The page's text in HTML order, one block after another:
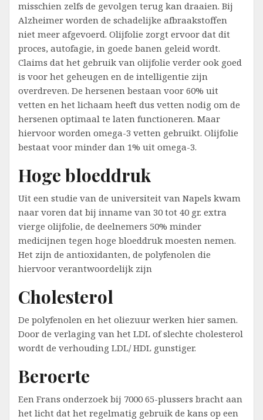
misschien zelfs de gevolgen terug kan draaien. Bij
Alzheimer worden de schadelijke afbraakstoffen
niet meer afgevoerd. Olijfolie zorgt ervoor dat dit
proces, autofagie, in goede banen geleid wordt.
Claims dat het gebruik van olijfolie verder ook goed
is voor het geheugen en de intelligentie zijn
overdreven. De hersenen bestaan voor 60% uit
vetten en het lichaam heeft dus vetten nodig om de
hersenen optimaal te laten functioneren. Maar
hiervoor worden omega-3 vetten gebruikt. Olijfolie
bestaat voor minder dan 1% uit omega-3.
Hoge bloeddruk
Uit een studie van de universiteit van Napels kwam
naar voren dat bij inname van 30 tot 40 gr. extra
vierge olijfolie, de deelnemers 50% minder
medicijnen tegen hoge bloeddruk moesten nemen.
Het zijn de antioxidanten, de polyfenolen die
hiervoor verantwoordelijk zijn
Cholesterol
De polyfenolen en het oliezuur werken hier samen.
Door de verlaging van het LDL of slechte cholesterol
wordt de verhouding LDL/ HDL gunstiger.
Beroerte
Een Frans onderzoek bij 7000 65-plussers bracht aan
het licht dat het regelmatig gebruik de kans op een